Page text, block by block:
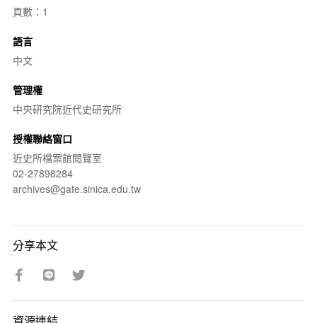
頁數：1
語言
中文
管理權
中央研究院近代史研究所
授權聯絡窗口
近史所檔案館閱覽室
02-27898284
archives@gate.sinica.edu.tw
分享本文